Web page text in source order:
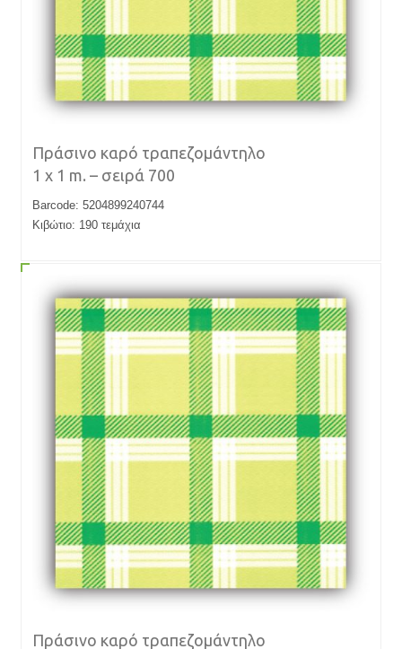
Πράσινο καρό τραπεζομάντηλο
1 x 1 m. – σειρά 700
Barcode: 5204899240744
Κιβώτιο: 190 τεμάχια
Πράσινο καρό τραπεζομάντηλο